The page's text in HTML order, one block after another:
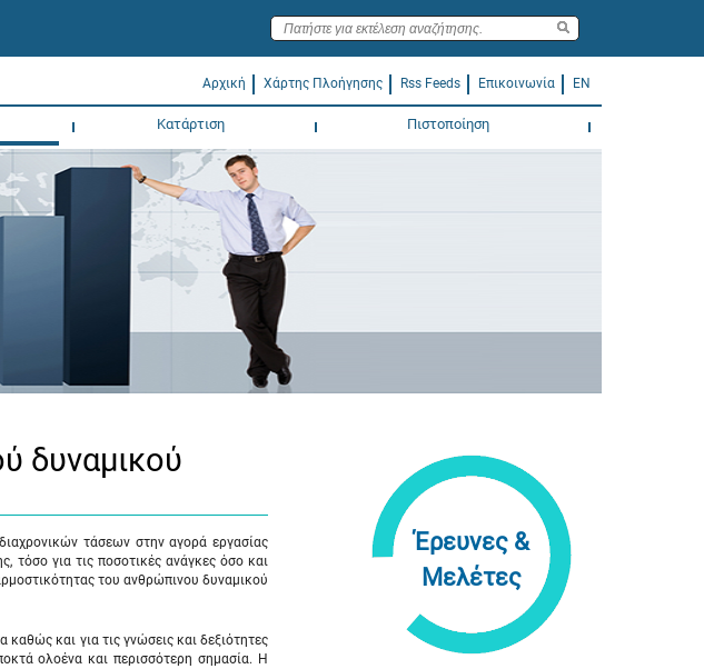
Αρχική Χάρτης Πλοήγησης Rss Feeds Επικοινωνία EN
Κατάρτιση Πιστοποίηση
δυναμικού
τάσεων στην αγορά εργασίας
τόσο για τις ποσοτικές ανάγκες όσο και
του ανθρώπινου δυναμικού
και για τις γνώσεις και δεξιότητες
ολοένα και περισσότερη σημασία. Η
Έρευνες &
Μελέτες